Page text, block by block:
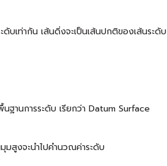
บเท่ากัน เส้นดิ่งจะเป็นเส้นปกติของเส้นระดับ
ฐานการระดับ เรียกว่า Datum Surface
มสูงจะนำไปคำนวณค่าระดับ